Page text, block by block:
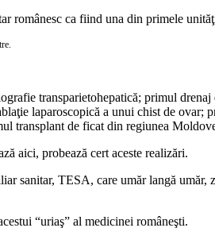
românesc ca fiind una din primele
transparietohepatică; primul
laparoscopică a unui chist de
transplant de ficat din regiunea
aici, probează cert aceste realizări.
sanitar, TESA, care umăr langă
“uriaş” al medicinei româneşti.